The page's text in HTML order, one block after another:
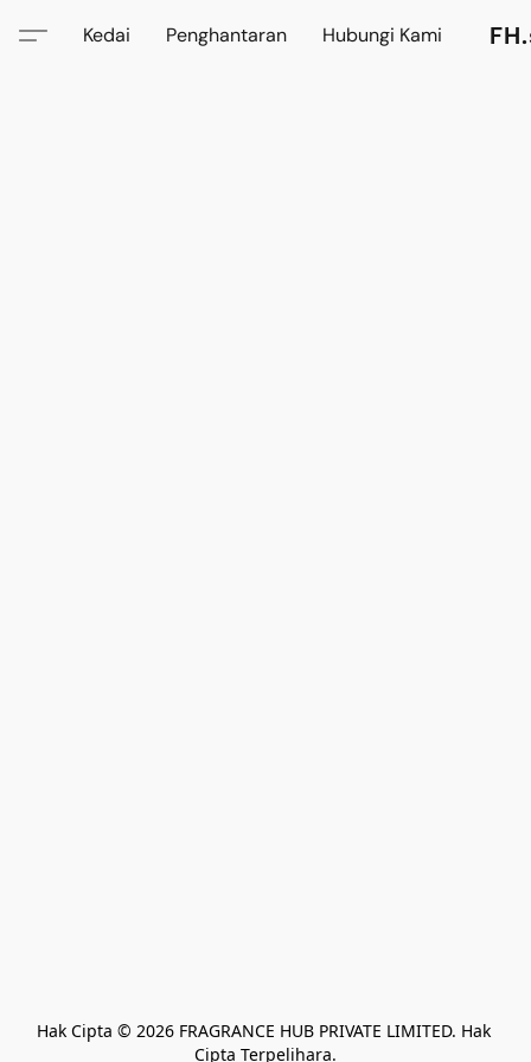
Kedai Penghantaran Hubungi Kami
Hak Cipta © 2026 FRAGRANCE HUB PRIVATE LIMITED. Hak
Cipta Terpelihara.